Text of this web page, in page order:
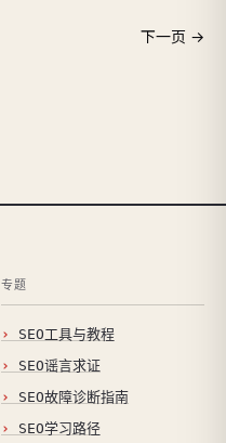
下一页 →
专题
SEO工具与教程
SEO谣言求证
SEO故障诊断指南
SEO学习路径